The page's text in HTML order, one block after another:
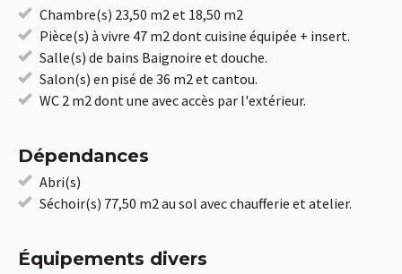
Chambre(s) 23,50 m2 et 18,50 m2
Pièce(s) à vivre 47 m2 dont cuisine équipée + insert.
Salle(s) de bains Baignoire et douche.
Salon(s) en pisé de 36 m2 et cantou.
WC 2 m2 dont une avec accès par l'extérieur.
Dépendances
Abri(s)
Séchoir(s) 77,50 m2 au sol avec chaufferie et atelier.
Équipements divers